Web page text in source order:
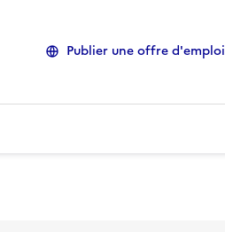
Publier une offre d'emploi